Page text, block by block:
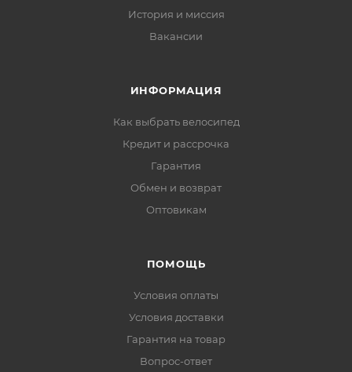
История и миссия
Вакансии
ИНФОРМАЦИЯ
Как выбрать велосипед
Кредит и рассрочка
Гарантия
Обмен и возврат
Оптовикам
ПОМОЩЬ
Условия оплаты
Условия доставки
Гарантия на товар
Вопрос-ответ